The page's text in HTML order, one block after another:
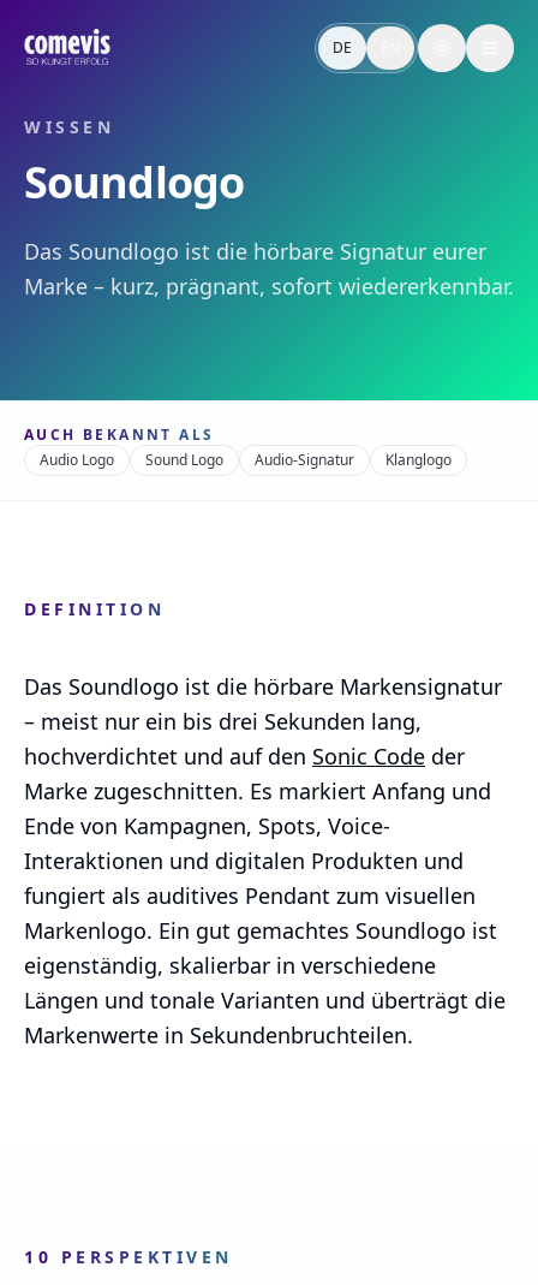
Das Soundlogo ist die hörbare Signatur eurer Marke –
Soundlogo – Definition & Why It Matters
DE Toggle
WISSEN
Soundlogo
Das Soundlogo ist die hörbare Signatur eurer
Marke – kurz, prägnant, sofort wiedererkennbar.
AUCH BEKANNT ALS
Audio Logo
Sound Logo Audio-Signatur Klanglogo
DEFINITION
Das Soundlogo ist die hörbare Markensignatur
– meist nur ein bis drei Sekunden lang,
hochverdichtet und auf den Sonic Code der
Marke zugeschnitten. Es markiert Anfang und
Ende von Kampagnen, Spots, Voice-
Interaktionen und digitalen Produkten und
fungiert als auditives Pendant zum visuellen
Markenlogo. Ein gut gemachtes Soundlogo ist
eigenständig, skalierbar in verschiedene
Längen und tonale Varianten und überträgt die
Markenwerte in Sekundenbruchteilen.
10 PERSPEKTIVEN